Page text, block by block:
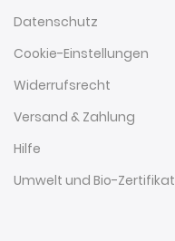
Datenschutz
Cookie-Einstellungen
Widerrufsrecht
Versand & Zahlung
Hilfe
Umwelt und Bio-Zertifikat